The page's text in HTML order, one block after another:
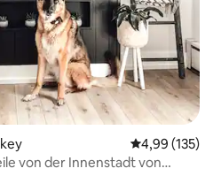
4,99 (135)
von der Innenstadt von